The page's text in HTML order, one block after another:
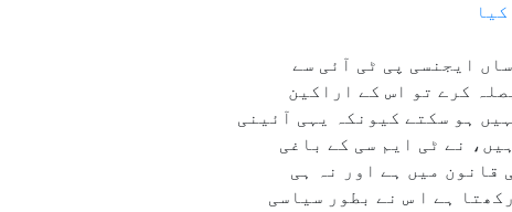
ایجنسی پی ٹی آئی سے
کرے تو اس کے اراکین
ہو سکتے کیونکہ یہی آئینی
نے ٹی ایم سی کے باغی
قانون میں ہے اور نہ ہی
ہے ا س نے بطور سیاسی